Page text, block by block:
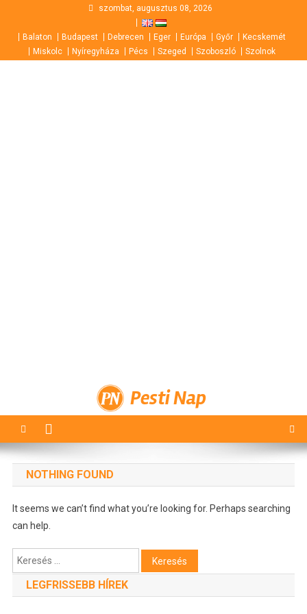
content
szombat, augusztus 08, 2026
Balaton Budapest Debrecen Eger Európa Győr
Kecskemét
Miskolc
Nyíregyháza Pécs Szeged Szoboszló Szolnok
Pesti Nap
NOTHING FOUND
It seems we can’t find what you’re looking for. Perhaps searching
can help.
Keresés:
LEGFRISSEBB HÍREK